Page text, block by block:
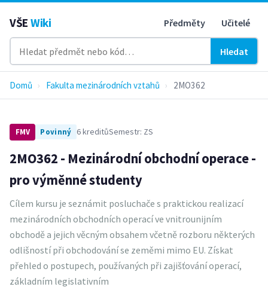
VŠE Wiki Předměty Učitelé
Hledat
Domů › Fakulta mezinárodních vztahů › 2MO362
FMV Povinný 6 kreditůSemestr: ZS
2MO362 - Mezinárodní obchodní operace -
pro výměnné studenty
Cílem kursu je seznámit posluchače s praktickou realizací
mezinárodních obchodních operací ve vnitrounijním
obchodě a jejich věcným obsahem včetně rozboru některých
odlišností při obchodování se zeměmi mimo EU. Získat
přehled o postupech, používaných při zajišťování operací,
základním legislativním